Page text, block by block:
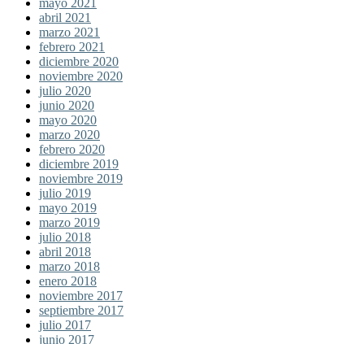
mayo 2021
abril 2021
marzo 2021
febrero 2021
diciembre 2020
noviembre 2020
julio 2020
junio 2020
mayo 2020
marzo 2020
febrero 2020
diciembre 2019
noviembre 2019
julio 2019
mayo 2019
marzo 2019
julio 2018
abril 2018
marzo 2018
enero 2018
noviembre 2017
septiembre 2017
julio 2017
junio 2017